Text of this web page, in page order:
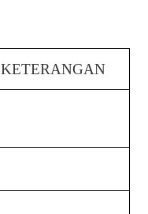
KETERANGAN